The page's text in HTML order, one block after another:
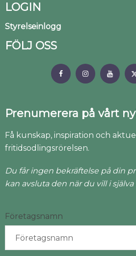
LOGIN
Styrelseinlogg
FÖLJ OSS
Prenumerera på vårt
Få kunskap, inspiration och
fritidsodlingsrörelsen.
Du får ingen bekräftelse på din
kan avsluta den när du vill i
Företagsnamn